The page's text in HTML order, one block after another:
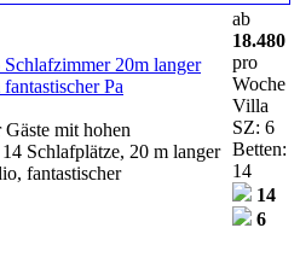
20m langer
Pa
mit hohen
Schlafplätze, 20 m langer
fantastischer
ab
18.480
pro
Woche
Villa
SZ: 6
Betten:
14
14
6